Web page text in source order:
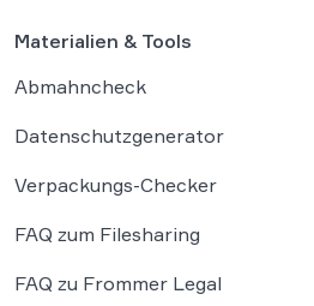
Materialien & Tools
Abmahncheck
Datenschutzgenerator
Verpackungs-Checker
FAQ zum Filesharing
FAQ zu Frommer Legal